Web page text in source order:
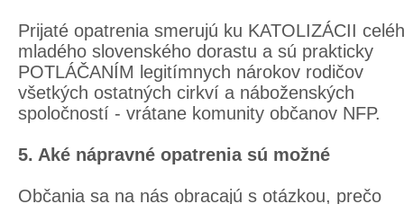
Prijaté opatrenia smerujú ku KATOLIZÁCII
mladého slovenského dorastu a sú prakticky
POTLÁČANÍM legitímnych nárokov rodičov
všetkých ostatných cirkví a náboženských
spoločností - vrátane komunity občanov NFP.
5. Aké nápravné opatrenia sú možné
Občania sa na nás obracajú s otázkou, prečo